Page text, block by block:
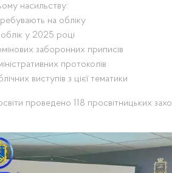
насильству:
на обліку
у 2025 році
заборонних приписів
протоколів
виступів з цієї тематики
проведено 118 просвітницьких